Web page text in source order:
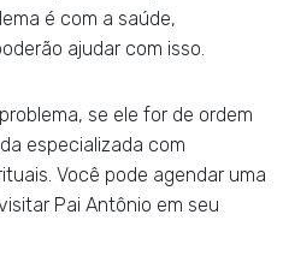
é com a saúde,
ajudar com isso.
se ele for de ordem
especializada com
Você pode agendar uma
Pai Antônio em seu